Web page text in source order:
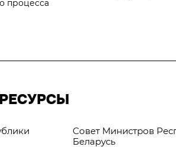
процесса
Совет Министров
Беларусь